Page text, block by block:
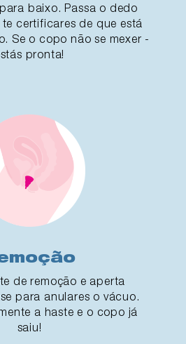
baixo. Passa o dedo
certificares de que está
Se o copo não se mexer -
pronta!
de remoção e aperta
para anulares o vácuo.
a haste e o copo já
saiu!